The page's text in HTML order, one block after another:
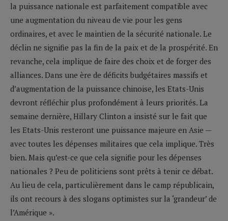
la puissance nationale est parfaitement compatible avec
une augmentation du niveau de vie pour les gens
ordinaires, et avec le maintien de la sécurité nationale. Le
déclin ne signifie pas la fin de la paix et de la prospérité. En
revanche, cela implique de faire des choix et de forger des
alliances. Dans une ère de déficits budgétaires massifs et
d’augmentation de la puissance chinoise, les Etats-Unis
devront réfléchir plus profondément à leurs priorités. La
semaine dernière, Hillary Clinton a insisté sur le fait que
les Etats-Unis resteront une puissance majeure en Asie —
avec toutes les dépenses militaires que cela implique. Très
bien. Mais qu’est-ce que cela signifie pour les dépenses
nationales ? Peu de politiciens sont prêts à tenir ce débat.
Au lieu de cela, particulièrement dans le camp républicain,
ils ont recours à des slogans optimistes sur la ‘grandeur’ de
l’Amérique ».